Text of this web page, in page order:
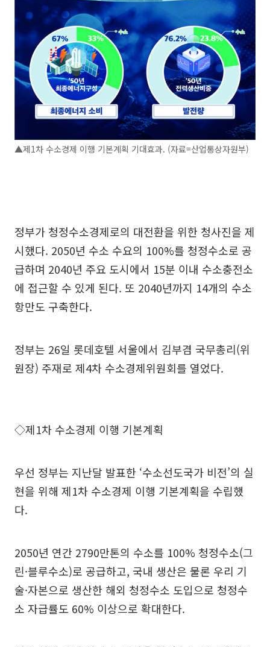
▲제1차 수소경제 이행 기본계획 기대효과. (자료=산업통상자원부)
정부가 청정수소경제로의 대전환을 위한 청사진을 제
시했다. 2050년 수소 수요의 100%를 청정수소로 공
급하며 2040년 주요 도시에서 15분 이내 수소충전소
에 접근할 수 있게 된다. 또 2040년까지 14개의 수소
항만도 구축한다.
정부는 26일 롯데호텔 서울에서 김부겸 국무총리(위
원장) 주재로 제4차 수소경제위원회를 열었다.
◇제1차 수소경제 이행 기본계획
우선 정부는 지난달 발표한 ‘수소선도국가 비전’의 실
현을 위해 제1차 수소경제 이행 기본계획을 수립했
다.
2050년 연간 2790만톤의 수소를 100% 청정수소(그
린·블루수소)로 공급하고, 국내 생산은 물론 우리 기
술·자본으로 생산한 해외 청정수소 도입으로 청정수
소 자급률도 60% 이상으로 확대한다.